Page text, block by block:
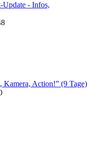
Update - Infos,
Action!” (9 Tage)